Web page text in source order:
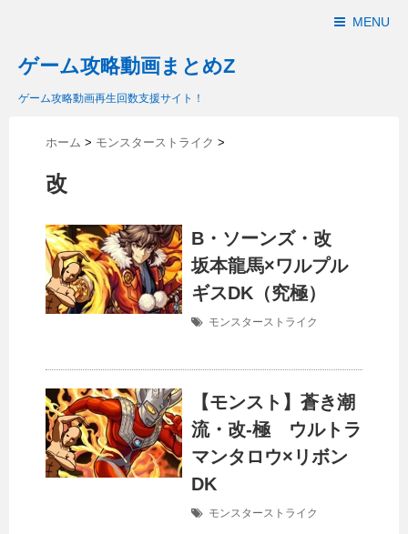
MENU
ゲーム攻略動画まとめZ
ゲーム攻略動画再生回数支援サイト！
ホーム > モンスターストライク >
改
B・ソーンズ・改
坂本龍馬×ワルプル
ギスDK（究極）
モンスターストライク
【モンスト】蒼き潮
流・改-極 ウルトラ
マンタロウ×リボン
DK
モンスターストライク